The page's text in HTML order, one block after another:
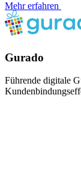
Mehr erfahren
Gurado
Führende digitale